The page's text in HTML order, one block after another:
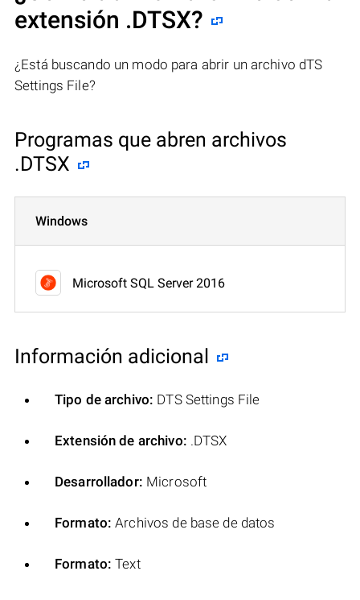
extensión .DTSX?
¿Está buscando un modo para abrir un archivo dTS
Settings File?
Programas que abren archivos
.DTSX
Windows
Microsoft SQL Server 2016
Información adicional
Tipo de archivo: DTS Settings File
Extensión de archivo: .DTSX
Desarrollador: Microsoft
Formato: Archivos de base de datos
Formato: Text